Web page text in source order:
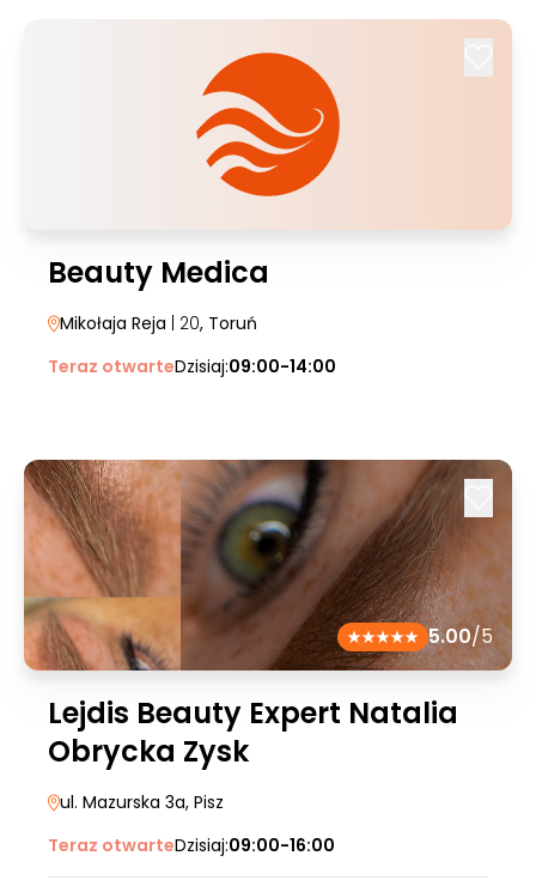
Beauty Medica
Mikołaja Reja | 20, Toruń
Teraz otwarteDzisiaj:09:00-14:00
5.00/5
Lejdis Beauty Expert Natalia
Obrycka Zysk
ul. Mazurska 3a, Pisz
Teraz otwarteDzisiaj:09:00-16:00